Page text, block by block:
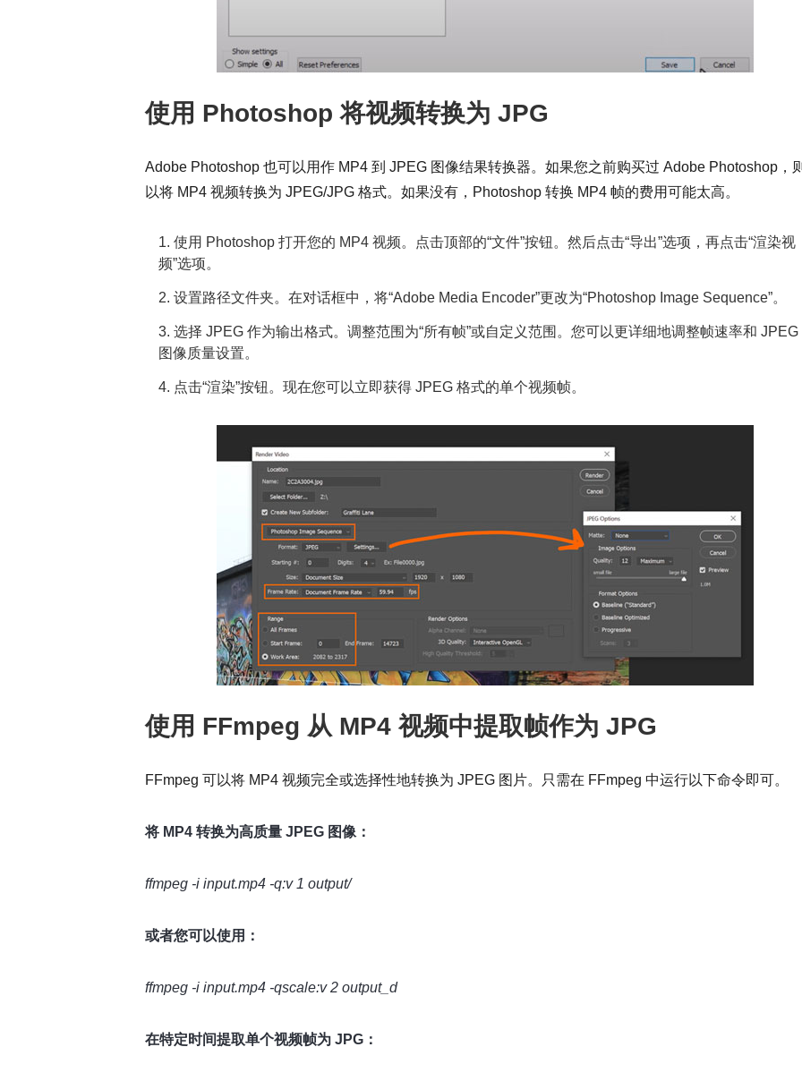
使用 Photoshop 将视频转换为 JPG
Adobe Photoshop 也可以用作 MP4 到 JPEG 图像结果转换器。如果您之前购买过 Adobe Photoshop，
以将 MP4 视频转换为 JPEG/JPG 格式。如果没有，Photoshop 转换 MP4 帧的费用可能太高。
1. 使用 Photoshop 打开您的 MP4 视频。点击顶部的“文件”按钮。然后点击“导出”选项，再点击“渲染视
频”选项。
2. 设置路径文件夹。在对话框中，将“Adobe Media Encoder”更改为“Photoshop Image Sequence”。
3. 选择 JPEG 作为输出格式。调整范围为“所有帧”或自定义范围。您可以更详细地调整帧速率和 JPEG
图像质量设置。
4. 点击“渲染”按钮。现在您可以立即获得 JPEG 格式的单个视频帧。
使用 FFmpeg 从 MP4 视频中提取帧作为 JPG
FFmpeg 可以将 MP4 视频完全或选择性地转换为 JPEG 图片。只需在 FFmpeg 中运行以下命令即可。
将 MP4 转换为高质量 JPEG 图像：
ffmpeg -i input.mp4 -q:v 1 output/
或者您可以使用：
ffmpeg -i input.mp4 -qscale:v 2 output_d
在特定时间提取单个视频帧为 JPG：